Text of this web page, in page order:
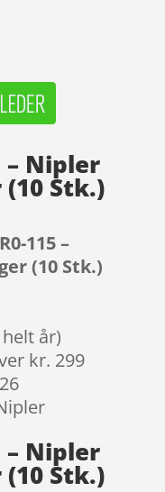
– Nipler
(10 Stk.)
115 –
(10 Stk.)
år)
kr. 299
– Nipler
(10 Stk.)